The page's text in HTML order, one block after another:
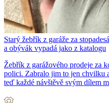
Starý žebřík z garáže za
a obývák vypadá jako z katalogu
Žebřík z garážového prodeje za
polici. Zabralo jim to jen chvilku
teď každé návštěvě svým dílem